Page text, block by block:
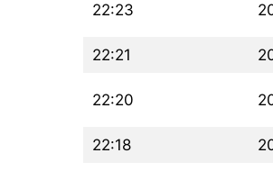
22:23
22:21
22:20
22:18